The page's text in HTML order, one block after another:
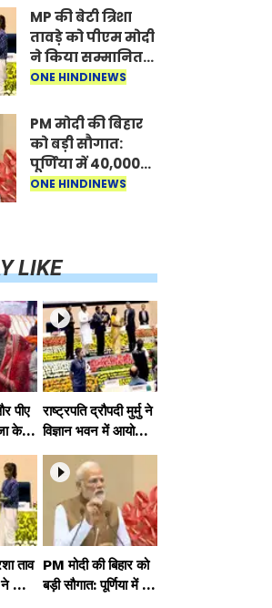
में मध्यप्रदेश को
सम्मानित किया
MP की बेटी त्रिशा
तावड़े को पीएम मोदी
ने किया सम्मानित,
राष्ट्रीय स्तर पर
विकास का परचम
ONE HINDINEWS
PM मोदी की बिहार
को बड़ी सौगात:
पूर्णिया में 40,000
करोड़ की विकास
का नया युग शुरू
ONE HINDINEWS
LIKE
पीए
के स
को
की
राष्ट्रपति द्रौपदी मुर्मु ने
विज्ञान भवन में आयोजित
आदि कर्मयोगी अभियान
पर राष्ट्रीय कॉन्क्लेव में
मध्यप्रदेश को सम्मानित
किया
ताव
किया
PM मोदी की बिहार को
बड़ी सौगात: पूर्णिया में 4